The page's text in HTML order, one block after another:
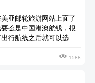
亚邮轮旅游网站上面了
么是中国港澳航线，根
行航线之后就可以选择
个房间还有单人房的
 1588